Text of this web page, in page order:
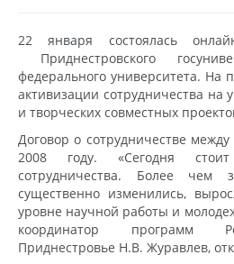
22 января состоялась
Приднестровского
федерального университета. На
активизации сотрудничества на
и творческих совместных
Договор о сотрудничестве
2008 году. «Сегодня
сотрудничества. Более
существенно изменились,
уровне научной работы и
координатор программ
Приднестровье Н.В. Журавлев,